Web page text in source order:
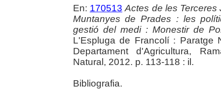
En: 170513 Actes de les
Muntanyes de Prades : les
gestió del medi : Monestir de
L'Espluga de Francolí : Paratge
Departament d'Agricultura,
Natural, 2012. p. 113-118 : il.
Bibliografia.